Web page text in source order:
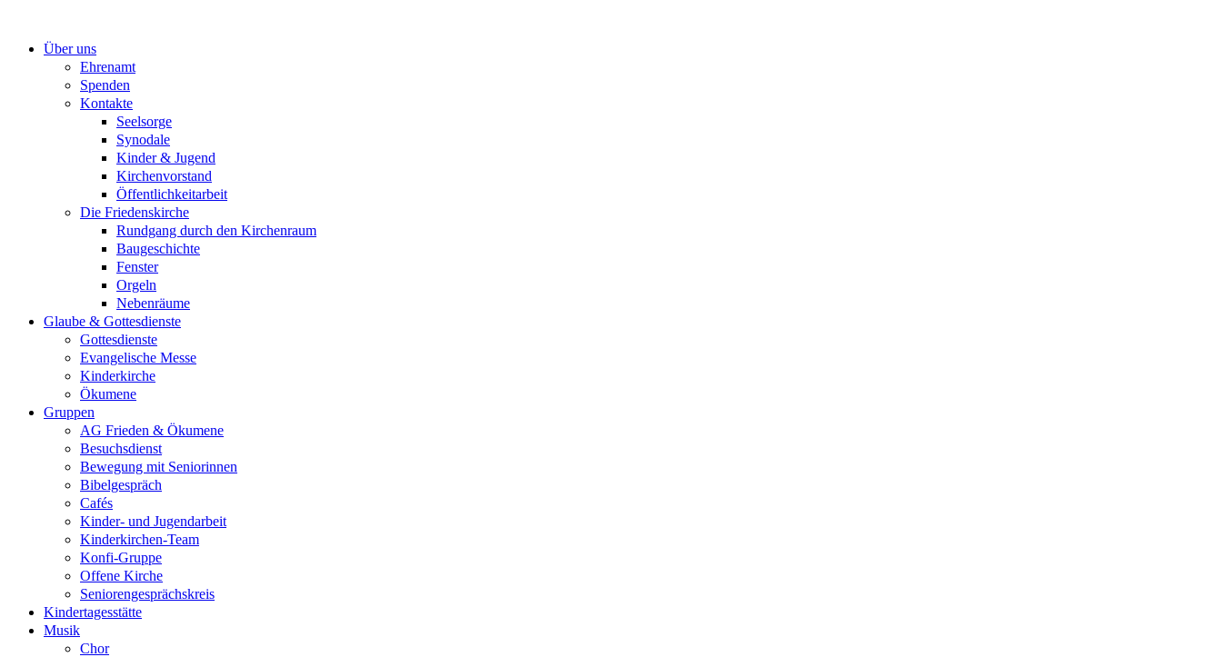
springenÜber uns
Ehrenamt
Spenden
Kontakte
Seelsorge
Synodale
Kinder & Jugend
Kirchenvorstand
Öffentlichkeitarbeit
Die Friedenskirche
Rundgang durch den Kirchenraum
Baugeschichte
Fenster
Orgeln
Nebenräume
Glaube & Gottesdienste
Gottesdienste
Evangelische Messe
Kinderkirche
Ökumene
Gruppen
AG Frieden & Ökumene
Besuchsdienst
Bewegung mit Seniorinnen
Bibelgespräch
Cafés
Kinder- und Jugendarbeit
Kinderkirchen-Team
Konfi-Gruppe
Offene Kirche
Seniorengesprächskreis
Kindertagesstätte
Musik
Chor